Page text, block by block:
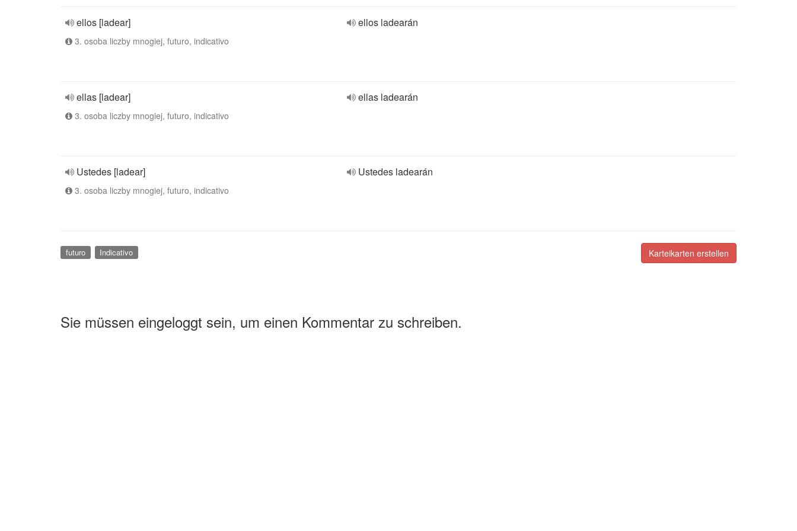
ellos [ladear]
3. osoba liczby mnogiej, futuro, indicativo
ellos ladearán
ellas [ladear]
3. osoba liczby mnogiej, futuro, indicativo
ellas ladearán
Ustedes [ladear]
3. osoba liczby mnogiej, futuro, indicativo
Ustedes ladearán
Karteikarten erstellen
futuro Indicativo
Sie müssen eingeloggt sein, um einen Kommentar zu schreiben.